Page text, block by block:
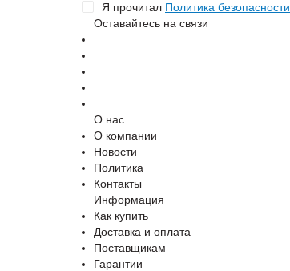
Я прочитал Политика безопасности
Оставайтесь на связи
О нас
О компании
Новости
Политика
Контакты
Информация
Как купить
Доставка и оплата
Поставщикам
Гарантии